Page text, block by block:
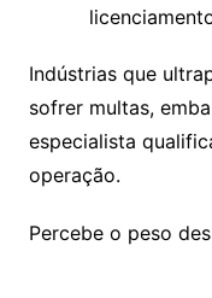
Indústrias que
sofrer multas,
especialista
operação.
Percebe o peso